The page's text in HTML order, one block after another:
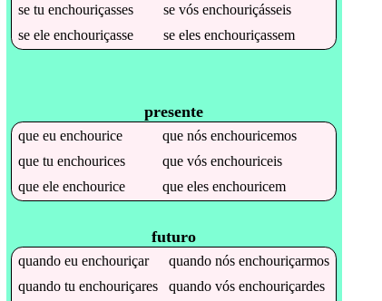
setuenchouriçasses sevósenchouriçásseis
seeleenchouriçasse seelesenchouriçassem
presente
queeuenchourice quenósenchouricemos
quetuenchourices quevósenchouriceis
queeleenchourice queelesenchouricem
futuro
quandoeuenchouriçar quandonósenchouriçarmos
quandotuenchouriçares quandovósenchouriçardes